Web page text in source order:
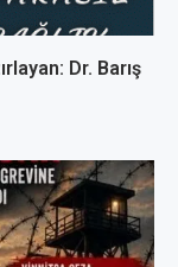
Dr. Barış